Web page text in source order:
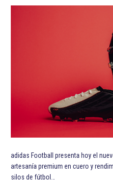
adidas Football presenta hoy el
artesanía premium en cuero y
silos de fútbol…